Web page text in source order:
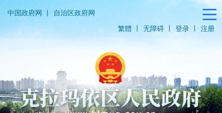
中国政府网 |
自治区政府网
繁體
| 无障碍 | 登录 | 注册